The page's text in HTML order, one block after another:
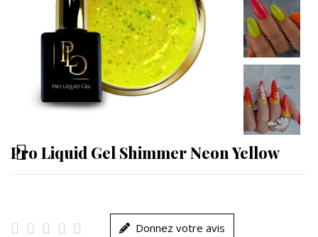
Pro Liquid Gel Shimmer Neon Yellow
     Donnez votre avis